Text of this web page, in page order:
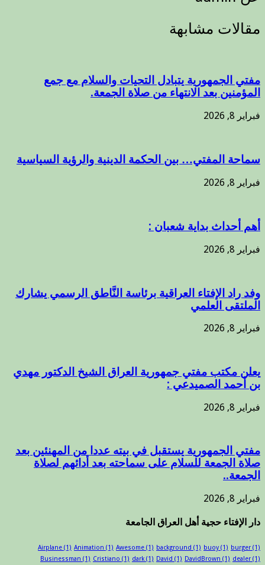
مقالات مشابهة
مفتي الجمهورية يتبادل التحيات والسلام مع جمع
المؤمنين بعد الانتهاء من صلاة الجمعة.
فبراير 8, 2026
سماحة المفتي… بين الحكمة الدينية والرؤية السياسية
فبراير 8, 2026
أهم أحداث بداية شعبان :
فبراير 8, 2026
وفد راد الإفتاء العراقية برئاسة النَّاطق الرسمي يشارك
الملتقى العلمي
فبراير 8, 2026
يعلن مكتب مفتي جمهورية العراق الشيخ الدكتور مهدي
بن أحمد الصميدعي :
فبراير 8, 2026
مفتي الجمهورية يستقبل في بيته عددا من المهنئين بعد
صلاة الجمعة للسلام على سماحته بعد أدائهم لصلاة
الجمعة..
فبراير 8, 2026
دار الإفتاء حجية أهل العراق الجامعة
Airplane (1) Animation (1) Awesome (1) background (1) buoy (1) burger (1)
Businessman (1) Cristiano (1) dark(1) David (1) DavidBrown (1) dealer (1)